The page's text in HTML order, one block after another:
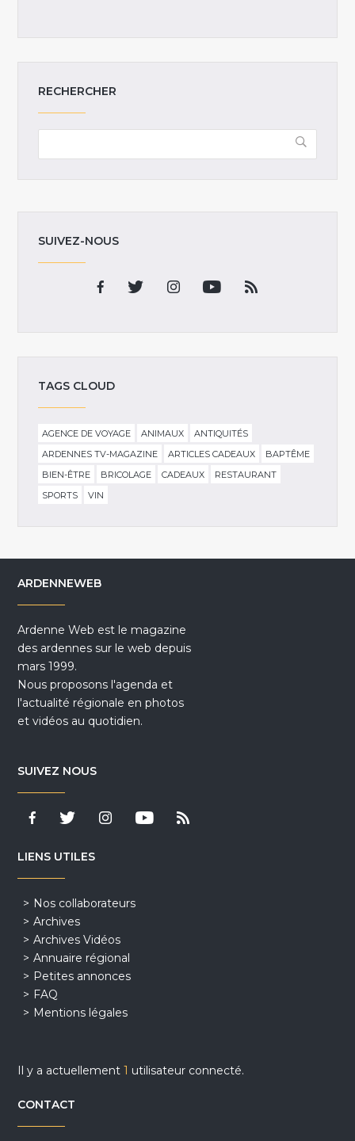
RECHERCHER
SUIVEZ-NOUS
TAGS CLOUD
AGENCE DE VOYAGE ANIMAUX
ANTIQUITÉS
ARDENNES TV-MAGAZINE
ARTICLES CADEAUX
BAPTÊME
BIEN-ÊTRE
BRICOLAGE CADEAUX
RESTAURANT
SPORTS
VIN
ARDENNEWEB
Ardenne Web est le magazine
des ardennes sur le web depuis
mars 1999.
Nous proposons l'agenda et
l'actualité régionale en photos
et vidéos au quotidien.
SUIVEZ NOUS
LIENS UTILES
Nos collaborateurs
Archives
Archives Vidéos
Annuaire régional
Petites annonces
FAQ
Mentions légales
Il y a actuellement1 utilisateur connecté.
CONTACT